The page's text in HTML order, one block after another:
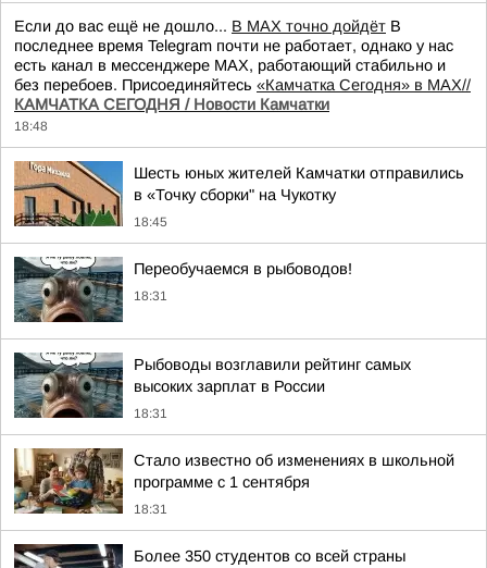
Если до вас ещё не дошло... В MAX точно дойдёт В
последнее время Telegram почти не работает, однако у нас
есть канал в мессенджере MAX, работающий стабильно и
без перебоев. Присоединяйтесь «Камчатка Сегодня» в MAX//
КАМЧАТКА СЕГОДНЯ / Новости Камчатки
18:48
Шесть юных жителей Камчатки отправились
в «Точку сборки" на Чукотку
18:45
Переобучаемся в рыбоводов!
18:31
Рыбоводы возглавили рейтинг самых
высоких зарплат в России
18:31
Стало известно об изменениях в школьной
программе с 1 сентября
18:31
Более 350 студентов со всей страны